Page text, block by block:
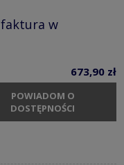
w
673,90 zł
POWIADOM O
DOSTĘPNOŚCI